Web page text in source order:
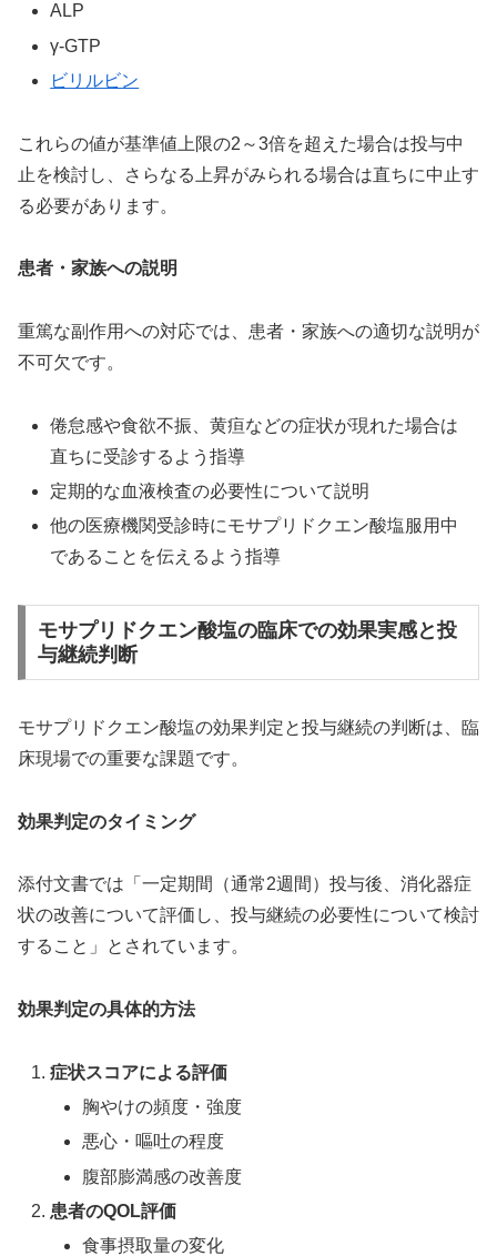
ALP
γ-GTP
ビリルビン
これらの値が基準値上限の2～3倍を超えた場合は投与中
止を検討し、さらなる上昇がみられる場合は直ちに中止す
る必要があります。
患者・家族への説明
重篤な副作用への対応では、患者・家族への適切な説明が
不可欠です。
倦怠感や食欲不振、黄疸などの症状が現れた場合は
直ちに受診するよう指導
定期的な血液検査の必要性について説明
他の医療機関受診時にモサプリドクエン酸塩服用中
であることを伝えるよう指導
モサプリドクエン酸塩の臨床での効果実感と投
与継続判断
モサプリドクエン酸塩の効果判定と投与継続の判断は、臨
床現場での重要な課題です。
効果判定のタイミング
添付文書では「一定期間（通常2週間）投与後、消化器症
状の改善について評価し、投与継続の必要性について検討
すること」とされています。
効果判定の具体的方法
症状スコアによる評価
胸やけの頻度・強度
悪心・嘔吐の程度
腹部膨満感の改善度
患者のQOL評価
食事摂取量の変化